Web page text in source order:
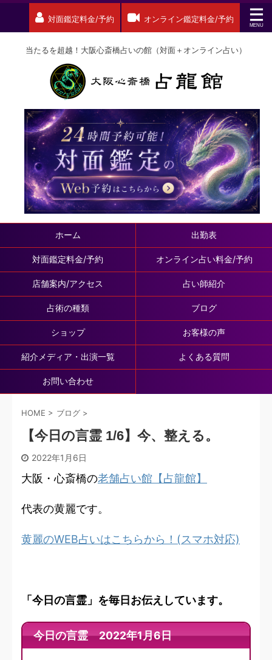
対面鑑定料金/予約 オンライン鑑定料金/予約
当たるを超越！大阪心斎橋占いの館（対面＋オンライン占い）
ホーム 出勤表
対面鑑定料金/予約 オンライン占い料金/予約
店舗案内/アクセス 占い師紹介
占術の種類 ブログ
ショップ お客様の声
紹介メディア・出演一覧 よくある質問
お問い合わせ
HOME > ブログ >
【今日の言霊 1/6】今、整える。
2022年1月6日
大阪・心斎橋の老舗占い館【占龍館】
代表の黄麗です。
黄麗のWEB占いはこちらから！(スマホ対応)
「今日の言霊」を毎日お伝えしています。
今日の言霊 2022年1月6日